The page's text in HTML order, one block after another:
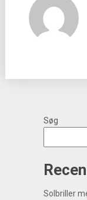
Søg
Solbriller